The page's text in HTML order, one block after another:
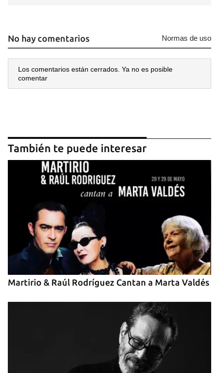
Guardar como favorito
Para poder guardar como favorito, primero has de
iniciar sesión con tu cuenta de 14ymedio.
INICIAR SESIÓN CANCELAR
No hay comentarios Normas de uso
Los comentarios están cerrados. Ya no es posible
comentar
También te puede interesar
Martirio & Raúl Rodríguez Cantan a Marta Valdés